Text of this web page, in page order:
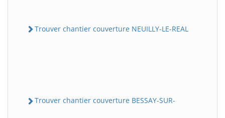
Trouver chantier couverture NEUILLY-LE-REAL
Trouver chantier couverture BESSAY-SUR-